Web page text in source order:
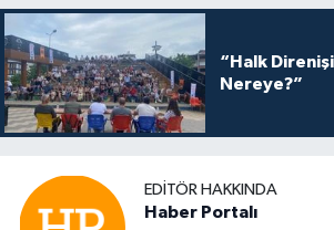
“Halk
Nereye?”
EDITÖR HAKKINDA
Haber Portalı